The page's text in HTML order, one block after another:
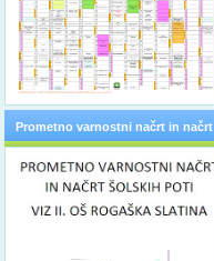
Prometno varnostni načrt in načrt
šolskih poti